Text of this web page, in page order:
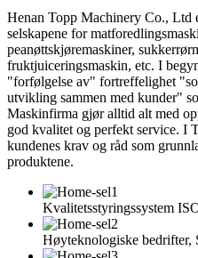
Henan Topp Machinery Co., Ltd
selskapene for
peanøttskjøremaskiner,
fruktjuiceringsmaskin, etc. I
"forfølgelse av" fortreffelighet
utvikling sammen med kunder"
Maskinfirma gjør alltid alt med
god kvalitet og perfekt service. I
kundenes krav og råd som
produktene.
Kvalitetsstyringssystem
Høyteknologiske bedrifter,